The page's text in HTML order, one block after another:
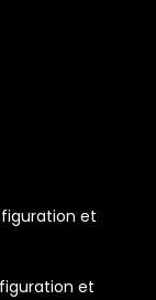
et
et